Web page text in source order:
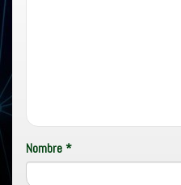
Nombre*